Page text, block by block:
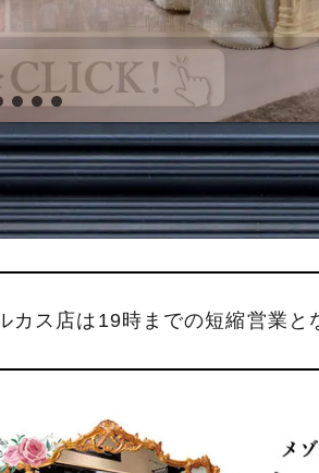
ス店は19時までの短縮営業と